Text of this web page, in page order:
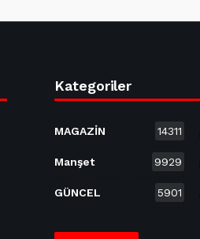
Kategoriler
MAGAZİN 14311
Manşet 9929
GÜNCEL 5901